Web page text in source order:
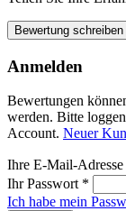
Bewertung schreiben
Anmelden
Bewertungen
werden. Bitte
Account. Neuer
Ihre E-Mail-Adresse
Ihr Passwort *
Ich habe mein